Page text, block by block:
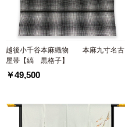
越後小千谷本麻織物 本麻九寸名古
屋帯【縞 黒格子】
￥49,500